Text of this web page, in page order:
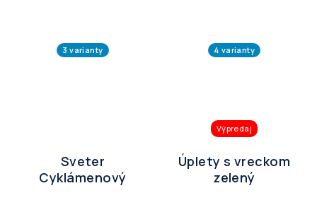
3 varianty 4 varianty
Sveter
Cyklámenový
Výpredaj
Úplety s vreckom
zelený